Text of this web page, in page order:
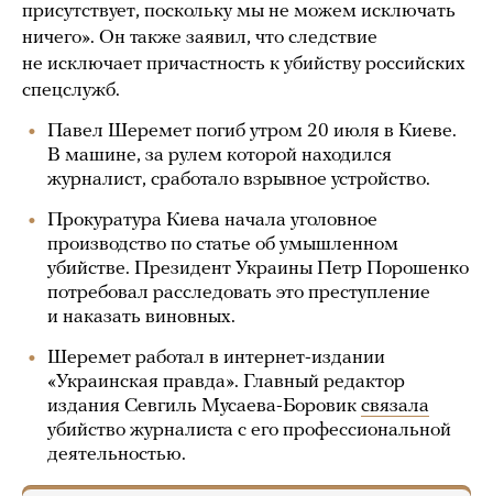
присутствует, поскольку мы не можем исключать
ничего». Он также заявил, что следствие
не исключает причастность к убийству российских
спецслужб.
Павел Шеремет погиб утром 20 июля в Киеве.
В машине, за рулем которой находился
журналист, сработало взрывное устройство.
Прокуратура Киева начала уголовное
производство по статье об умышленном
убийстве. Президент Украины Петр Порошенко
потребовал расследовать это преступление
и наказать виновных.
Шеремет работал в интернет-издании
«Украинская правда». Главный редактор
издания Севгиль Мусаева-Боровик связала
убийство журналиста с его профессиональной
деятельностью.